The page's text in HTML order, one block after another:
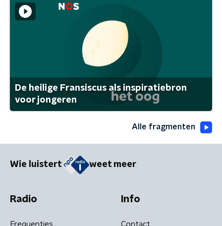
De heilige Fransiscus als inspiratiebron
voor jongeren
Alle fragmenten
Wie luistert weet meer
Radio
Frequenties
Info
Contact